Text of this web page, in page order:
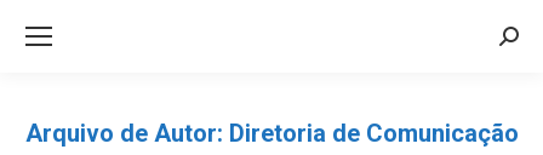
Arquivo de Autor: Diretoria de Comunicação